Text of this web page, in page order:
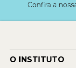
Confira a
O INSTITUTO